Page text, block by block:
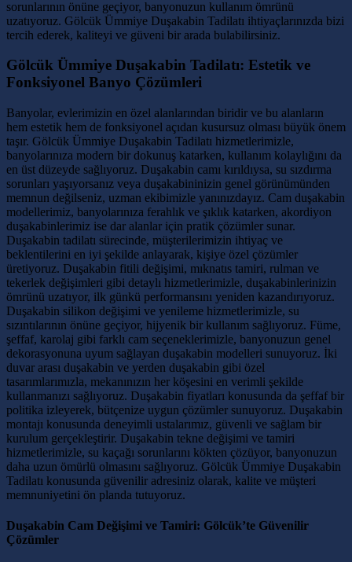
sorunlarının önüne geçiyor, banyonuzun kullanım ömrünü
uzatıyoruz. Gölcük Ümmiye Duşakabin Tadilatı ihtiyaçlarınızda bizi
tercih ederek, kaliteyi ve güveni bir arada bulabilirsiniz.
Gölcük Ümmiye Duşakabin Tadilatı: Estetik ve
Fonksiyonel Banyo Çözümleri
Banyolar, evlerimizin en özel alanlarından biridir ve bu alanların
hem estetik hem de fonksiyonel açıdan kusursuz olması büyük önem
taşır. Gölcük Ümmiye Duşakabin Tadilatı hizmetlerimizle,
banyolarınıza modern bir dokunuş katarken, kullanım kolaylığını da
en üst düzeyde sağlıyoruz. Duşakabin camı kırıldıysa, su sızdırma
sorunları yaşıyorsanız veya duşakabininizin genel görünümünden
memnun değilseniz, uzman ekibimizle yanınızdayız. Cam duşakabin
modellerimiz, banyolarınıza ferahlık ve şıklık katarken, akordiyon
duşakabinlerimiz ise dar alanlar için pratik çözümler sunar.
Duşakabin tadilatı sürecinde, müşterilerimizin ihtiyaç ve
beklentilerini en iyi şekilde anlayarak, kişiye özel çözümler
üretiyoruz. Duşakabin fitili değişimi, mıknatıs tamiri, rulman ve
tekerlek değişimleri gibi detaylı hizmetlerimizle, duşakabinlerinizin
ömrünü uzatıyor, ilk günkü performansını yeniden kazandırıyoruz.
Duşakabin silikon değişimi ve yenileme hizmetlerimizle, su
sızıntılarının önüne geçiyor, hijyenik bir kullanım sağlıyoruz. Füme,
şeffaf, karolaj gibi farklı cam seçeneklerimizle, banyonuzun genel
dekorasyonuna uyum sağlayan duşakabin modelleri sunuyoruz. İki
duvar arası duşakabin ve yerden duşakabin gibi özel
tasarımlarımızla, mekanınızın her köşesini en verimli şekilde
kullanmanızı sağlıyoruz. Duşakabin fiyatları konusunda da şeffaf bir
politika izleyerek, bütçenize uygun çözümler sunuyoruz. Duşakabin
montajı konusunda deneyimli ustalarımız, güvenli ve sağlam bir
kurulum gerçekleştirir. Duşakabin tekne değişimi ve tamiri
hizmetlerimizle, su kaçağı sorunlarını kökten çözüyor, banyonuzun
daha uzun ömürlü olmasını sağlıyoruz. Gölcük Ümmiye Duşakabin
Tadilatı konusunda güvenilir adresiniz olarak, kalite ve müşteri
memnuniyetini ön planda tutuyoruz.
Duşakabin Cam Değişimi ve Tamiri: Gölcük’te Güvenilir
Çözümler